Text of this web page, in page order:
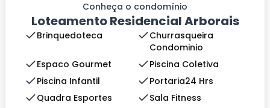
Conheça o condomínio
Loteamento Residencial Arborais
Brinquedoteca
Churrasqueira
Condominio
Espaco Gourmet
Piscina Coletiva
Piscina Infantil
Portaria24 Hrs
Quadra Esportes
Sala Fitness